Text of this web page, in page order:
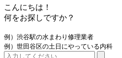
こんにちは！
何をお探しですか？
例）渋谷駅の水まわり修理業者
例）世田谷区の土日にやっている内科